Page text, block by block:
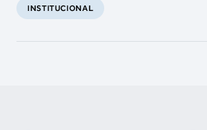
INSTITUCIONAL